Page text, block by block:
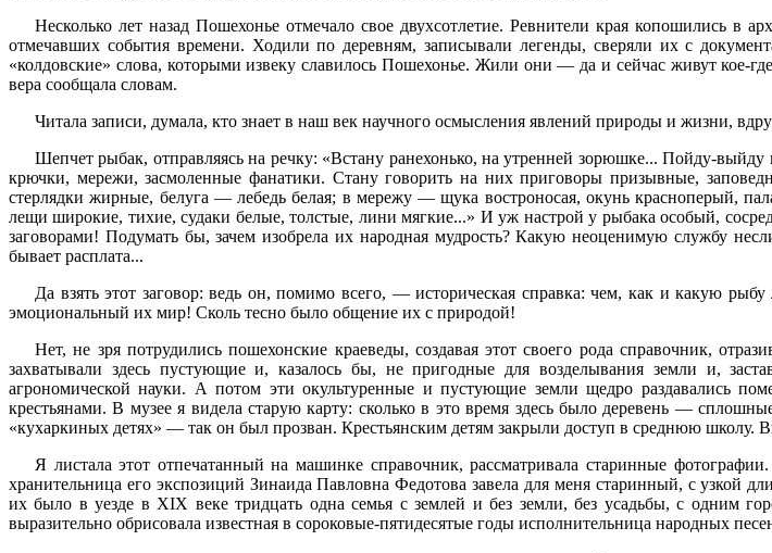
Несколько лет назад Пошехонье отмечало свое двухсотлетие. Ревнители края копошились в
отмечавших события времени. Ходили по деревням, записывали легенды, сверяли их с
«колдовские» слова, которыми извеку славилось Пошехонье. Жили они — да и сейчас живут
вера сообщала словам.
Читала записи, думала, кто знает в наш век научного осмысления явлений природы и жизни,
Шепчет рыбак, отправляясь на речку: «Встану ранехонько, на утренней зорюшке... Пойду-
крючки, мережи, засмоленные фанатики. Стану говорить на них приговоры призывные,
стерлядки жирные, белуга — лебедь белая; в мережу — щука востроносая, окунь красноперый,
лещи широкие, тихие, судаки белые, толстые, лини мягкие...» И уж настрой у рыбака особый,
заговорами! Подумать бы, зачем изобрела их народная мудрость? Какую неоценимую службу
бывает расплата...
Да взять этот заговор: ведь он, помимо всего, — историческая справка: чем, как и какую
эмоциональный их мир! Сколь тесно было общение их с природой!
Нет, не зря потрудились пошехонские краеведы, создавая этот своего рода справочник,
захватывали здесь пустующие и, казалось бы, не пригодные для возделывания земли и,
агрономической науки. А потом эти окультуренные и пустующие земли щедро раздавались
крестьянами. В музее я видела старую карту: сколько в это время здесь было деревень —
«кухаркиных детях» — так он был прозван. Крестьянским детям закрыли доступ в среднюю школу.
Я листала этот отпечатанный на машинке справочник, рассматривала старинные
хранительница его экспозиций Зинаида Павловна Федотова завела для меня старинный, с
их было в уезде в XIX веке тридцать одна семья с землей и без земли, без усадьбы, с одним
выразительно обрисовала известная в сороковые-пятидесятые годы исполнительница народных